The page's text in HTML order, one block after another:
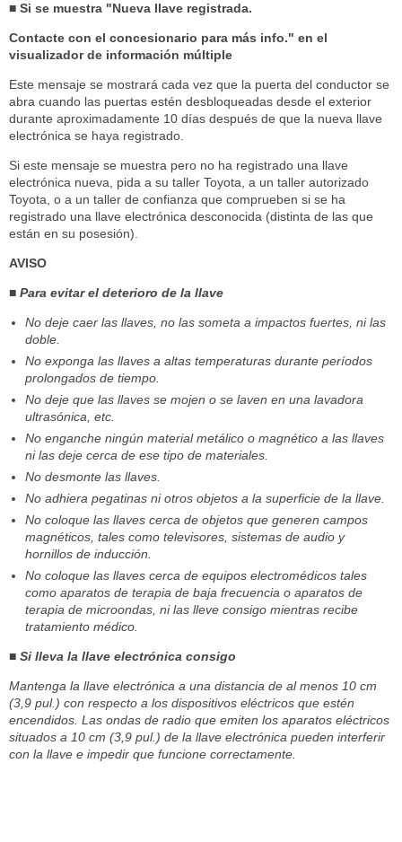
■ Si se muestra "Nueva llave registrada.
Contacte con el concesionario para más info." en el
visualizador de información múltiple
Este mensaje se mostrará cada vez que la puerta del conductor se
abra cuando las puertas estén desbloqueadas desde el exterior
durante aproximadamente 10 días después de que la nueva llave
electrónica se haya registrado.
Si este mensaje se muestra pero no ha registrado una llave
electrónica nueva, pida a su taller Toyota, a un taller autorizado
Toyota, o a un taller de confianza que comprueben si se ha
registrado una llave electrónica desconocida (distinta de las que
están en su posesión).
AVISO
■ Para evitar el deterioro de la llave
No deje caer las llaves, no las someta a impactos fuertes, ni las
doble.
No exponga las llaves a altas temperaturas durante períodos
prolongados de tiempo.
No deje que las llaves se mojen o se laven en una lavadora
ultrasónica, etc.
No enganche ningún material metálico o magnético a las llaves
ni las deje cerca de ese tipo de materiales.
No desmonte las llaves.
No adhiera pegatinas ni otros objetos a la superficie de la llave.
No coloque las llaves cerca de objetos que generen campos
magnéticos, tales como televisores, sistemas de audio y
hornillos de inducción.
No coloque las llaves cerca de equipos electromédicos tales
como aparatos de terapia de baja frecuencia o aparatos de
terapia de microondas, ni las lleve consigo mientras recibe
tratamiento médico.
■ Si lleva la llave electrónica consigo
Mantenga la llave electrónica a una distancia de al menos 10 cm
(3,9 pul.) con respecto a los dispositivos eléctricos que estén
encendidos. Las ondas de radio que emiten los aparatos eléctricos
situados a 10 cm (3,9 pul.) de la llave electrónica pueden interferir
con la llave e impedir que funcione correctamente.